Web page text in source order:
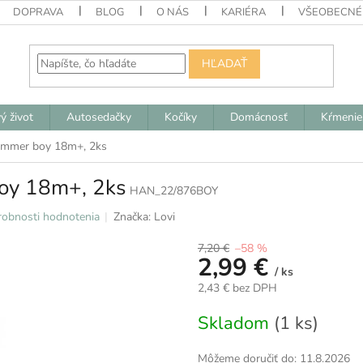
DOPRAVA BLOG O NÁS KARIÉRA
HĽADAŤ
život Autosedačky Kočíky Domácnosť
boy 18m+, 2ks
18m+, 2ks HAN_22/876BOY
hodnotenia Značka: Lovi
7,20 € –58 %
2,99 € / ks
2,43 € bez DPH
cena:
Skladom (1 ks)
Môžeme doručiť do: 11.8.2026